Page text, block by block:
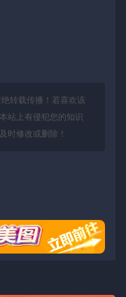
转载传播！若喜欢该
站上有侵犯您的知识
时修改或删除！